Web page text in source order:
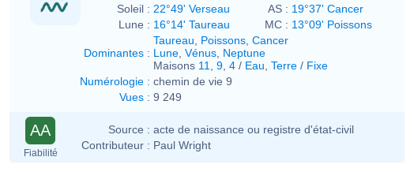
Soleil : 22°49' Verseau AS : 19°37' Cancer
Lune : 16°14' Taureau MC : 13°09' Poissons
Dominantes :
Taureau Poissons Cancer
Lune Vénus Neptune
Maisons 11 9 4 / Eau Terre / Fixe
Numérologie : chemin de vie 9
Vues : 9 249
AA
Fiabilité
Source : acte de naissance ou registre d'état-civil
Contributeur : Paul Wright